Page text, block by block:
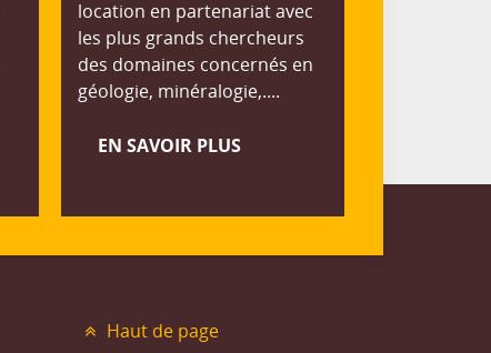
location en partenariat avec
les plus grands chercheurs
des domaines concernés en
géologie, minéralogie,....
EN SAVOIR PLUS
Haut de page